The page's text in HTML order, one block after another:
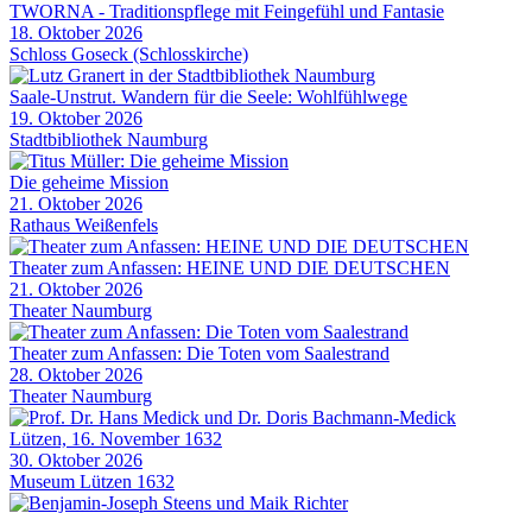
TWORNA - Traditionspflege mit Feingefühl und Fantasie
18. Oktober 2026
Schloss Goseck (Schlosskirche)
Saale-Unstrut. Wandern für die Seele: Wohlfühlwege
19. Oktober 2026
Stadtbibliothek Naumburg
Die geheime Mission
21. Oktober 2026
Rathaus Weißenfels
Theater zum Anfassen: HEINE UND DIE DEUTSCHEN
21. Oktober 2026
Theater Naumburg
Theater zum Anfassen: Die Toten vom Saalestrand
28. Oktober 2026
Theater Naumburg
Lützen, 16. November 1632
30. Oktober 2026
Museum Lützen 1632